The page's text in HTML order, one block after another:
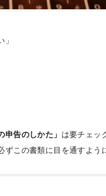
」
申告のしかた」 は要チェッ
ずこの書類に目を通すよう